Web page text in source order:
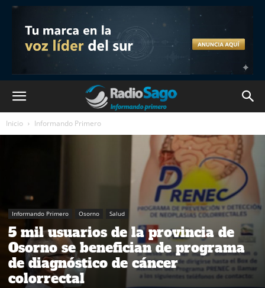
Inicio Informando Primero
Informando Primero Osorno Salud
5 mil usuarios de la provincia de
Osorno se benefician de programa
de diagnóstico de cáncer
colorrectal